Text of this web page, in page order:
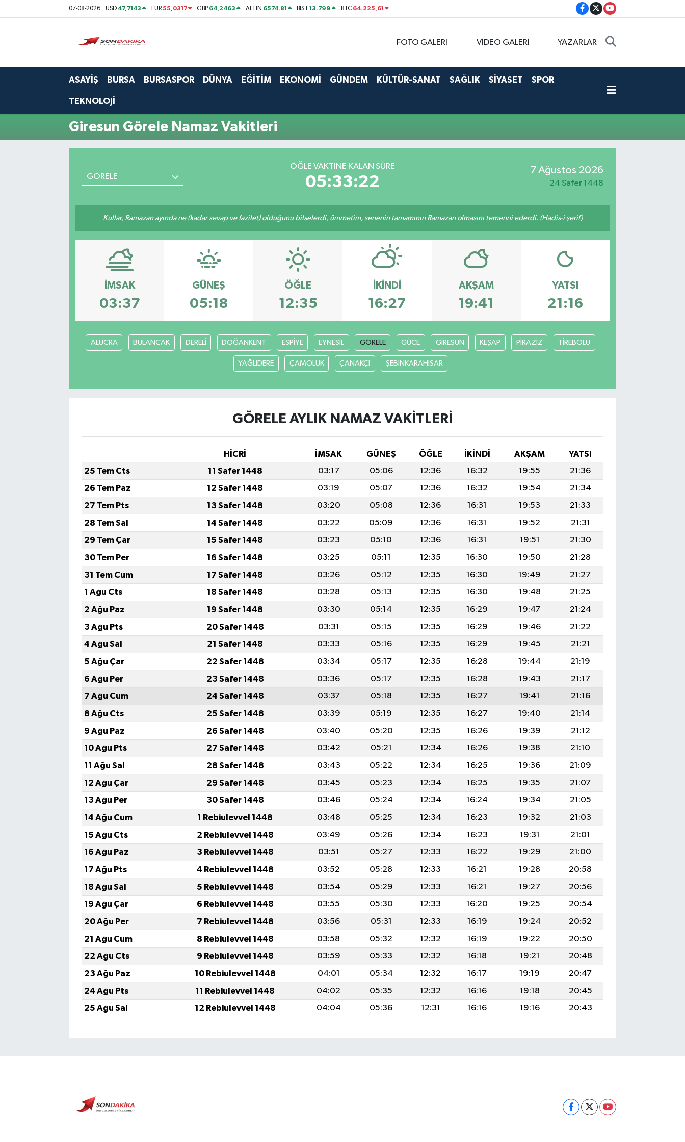
07-08-2026 USD 47,7143 EUR55,0317 GBP 64,2463 ALTIN 6574.81 BİST13.799 BTC 64.225,61
FOTO GALERİ VİDEO GALERİ YAZARLAR
ASAYİŞ BURSA BURSASPOR DÜNYA EĞİTİM EKONOMİ GÜNDEM KÜLTÜR-SANAT SAĞLIK SİYASET SPOR
TEKNOLOJİ
Giresun Görele Namaz Vakitleri
GÖRELE
ÖĞLE VAKTINE KALAN SÜRE
05:33:21
7 Ağustos 2026
24 Safer 1448
Kullar, Ramazan ayında ne (kadar sevap ve fazilet) olduğunu bilselerdi, ümmetim, senenin tamamının Ramazan olmasını temenni ederdi. (Hadis-i şerif)
İMSAK
03:37
GÜNEŞ
05:18
ÖĞLE
12:35
İKINDI
16:27
AKŞAM
19:41
YATSI
21:16
ALUCRA BULANCAK DERELİ DOĞANKENT ESPİYE EYNESİL GÖRELE GÜCE GİRESUN KEŞAP PİRAZİZ TİREBOLU
YAĞLIDERE ÇAMOLUK ÇANAKÇI ŞEBİNKARAHİSAR
GÖRELE AYLIK NAMAZ VAKITLERI
HİCRİ İMSAK GÜNEŞ ÖĞLE İKINDI AKŞAM
YATSI
25 Tem Cts
11 Safer 1448 03:17 05:06 12:36 16:32 19:55
21:36
26 Tem Paz
12 Safer 1448 03:19 05:07 12:36 16:32 19:54
21:34
27 Tem Pts
13 Safer 1448 03:20 05:08 12:36 16:31 19:53
21:33
28 Tem Sal
14 Safer 1448 03:22 05:09 12:36 16:31 19:52
21:31
29 Tem Çar
15 Safer 1448 03:23 05:10 12:36 16:31 19:51
21:30
30 Tem Per
16 Safer 1448 03:25 05:11 12:35 16:30 19:50
21:28
31 Tem Cum
17 Safer 1448 03:26 05:12 12:35 16:30 19:49
21:27
1 Ağu Cts
18 Safer 1448 03:28 05:13 12:35 16:30 19:48
21:25
2 Ağu Paz
19 Safer 1448 03:30 05:14 12:35 16:29 19:47
21:24
3 Ağu Pts
20 Safer 1448 03:31 05:15 12:35 16:29 19:46
21:22
4 Ağu Sal
21 Safer 1448 03:33 05:16 12:35 16:29 19:45
21:21
5 Ağu Çar
22 Safer 1448 03:34 05:17 12:35 16:28 19:44
21:19
6 Ağu Per
23 Safer 1448 03:36 05:17 12:35 16:28 19:43
21:17
7 Ağu Cum
24 Safer 1448 03:37 05:18 12:35 16:27 19:41
21:16
8 Ağu Cts
25 Safer 1448 03:39 05:19 12:35 16:27 19:40
21:14
9 Ağu Paz
26 Safer 1448 03:40 05:20 12:35 16:26 19:39
21:12
10 Ağu Pts
27 Safer 1448 03:42 05:21 12:34 16:26 19:38
21:10
11 Ağu Sal
28 Safer 1448 03:43 05:22 12:34 16:25 19:36
21:09
12 Ağu Çar
29 Safer 1448 03:45 05:23 12:34 16:25 19:35
21:07
13 Ağu Per
30 Safer 1448 03:46 05:24 12:34 16:24 19:34
21:05
14 Ağu Cum
1 Rebiulevvel 1448 03:48 05:25 12:34 16:23 19:32
21:03
15 Ağu Cts
2 Rebiulevvel 1448 03:49 05:26 12:34 16:23 19:31
21:01
16 Ağu Paz
3 Rebiulevvel 1448 03:51 05:27 12:33 16:22 19:29
21:00
17 Ağu Pts
4 Rebiulevvel 1448 03:52 05:28 12:33 16:21 19:28
20:58
18 Ağu Sal
5 Rebiulevvel 1448 03:54 05:29 12:33 16:21 19:27
20:56
19 Ağu Çar
6 Rebiulevvel 1448 03:55 05:30 12:33 16:20 19:25
20:54
20 Ağu Per
7 Rebiulevvel 1448 03:56 05:31 12:33 16:19 19:24
20:52
21 Ağu Cum
8 Rebiulevvel 1448 03:58 05:32 12:32 16:19 19:22
20:50
22 Ağu Cts
9 Rebiulevvel 1448 03:59 05:33 12:32 16:18 19:21
20:48
23 Ağu Paz
10 Rebiulevvel 1448 04:01 05:34 12:32 16:17 19:19
20:47
24 Ağu Pts
11 Rebiulevvel 1448 04:02 05:35 12:32 16:16 19:18
20:45
25 Ağu Sal
12 Rebiulevvel 1448 04:04 05:36 12:31 16:16 19:16 20:43
Ekonomi
Foto Galeri